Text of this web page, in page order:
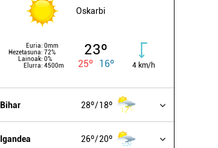
Oskarbi
Euria: 0mm
Hezetasuna: 72%
Lainoak: 0%
Elurra: 4500m
23º
25º 16º 4 km/h
Bihar 28º 18º
Igandea 26º 20º